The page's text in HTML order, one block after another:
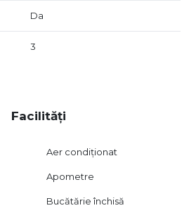
Da
3
Facilități
Aer condiționat
Apometre
Bucătărie închisă